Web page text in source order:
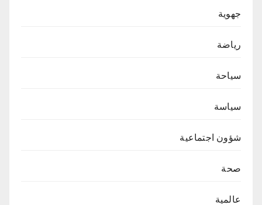
جهوية
رياضة
سياحة
سياسة
شؤون اجتماعية
صحة
عالمية